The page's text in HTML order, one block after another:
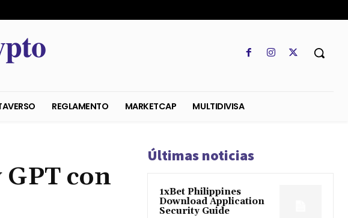
con
Últimas noticias
1xBet Philippines
Download Application
Security Guide